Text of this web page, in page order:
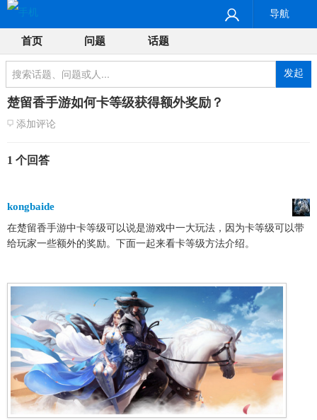
导航
首页 问题 话题
发起
楚留香手游如何卡等级获得额外奖励？
添加评论
1 个回答
kongbaide
在楚留香手游中卡等级可以说是游戏中一大玩法，因为卡等级可以带
给玩家一些额外的奖励。下面一起来看卡等级方法介绍。